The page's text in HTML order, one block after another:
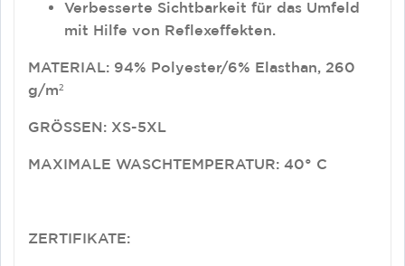
Verbesserte Sichtbarkeit für das Umfeld
mit Hilfe von Reflexeffekten.
MATERIAL: 94% Polyester/6% Elasthan, 260
g/m²
GRÖSSEN: XS-5XL
MAXIMALE WASCHTEMPERATUR: 40° C
ZERTIFIKATE: